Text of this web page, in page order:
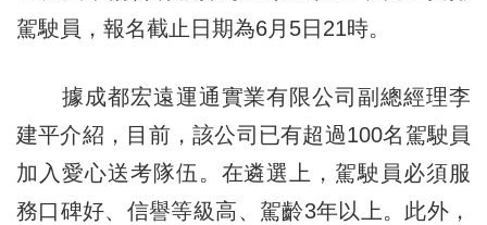
駕駛員，報名截止日期為6月5日21時。
據成都宏遠運通實業有限公司副總經理李
建平介紹，目前，該公司已有超過100名駕駛員
加入愛心送考隊伍。在遴選上，駕駛員必須服
務口碑好、信譽等級高、駕齡3年以上。此外，